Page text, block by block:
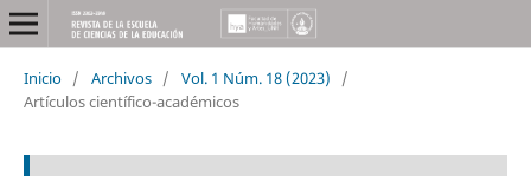
Inicio / Archivos / Vol. 1 Núm. 18 (2023)
/
Artículos científico-académicos